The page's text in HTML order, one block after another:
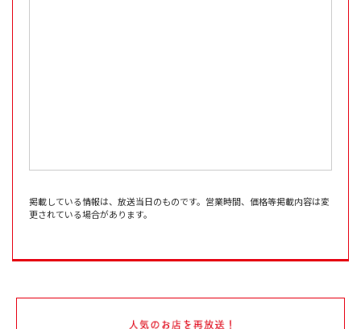
掲載している情報は、放送当日のものです。営業時間、価格等掲載内容は変
更されている場合があります。